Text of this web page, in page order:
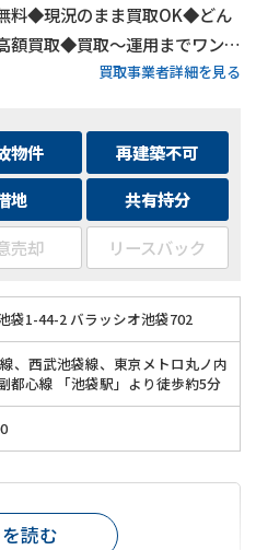
料◆現況のまま買取OK◆どん
額買取◆買取〜運用までワンス
フォームから24時間受付
買取事業者詳細を見る
物件
再建築不可
地
共有持分
売却 リースバック
袋1-44-2 バラッシオ池袋702
、西武池袋線、東京メトロ丸ノ内
都心線 「池袋駅」より徒歩約5分
読む